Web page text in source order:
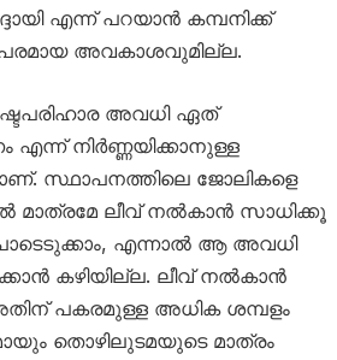
എന്ന് പറയാൻ കമ്പനിക്ക്
അവകാശവുമില്ല.
അവധി ഏത്
നിർണ്ണയിക്കാനുള്ള
സ്ഥാപനത്തിലെ ജോലികളെ
മാത്രമേ ലീവ് നൽകാൻ സാധിക്കൂ
എന്നാൽ ആ അവധി
കഴിയില്ല. ലീവ് നൽകാൻ
അതിന് പകരമുള്ള അധിക ശമ്പളം
തൊഴിലുടമയുടെ മാത്രം